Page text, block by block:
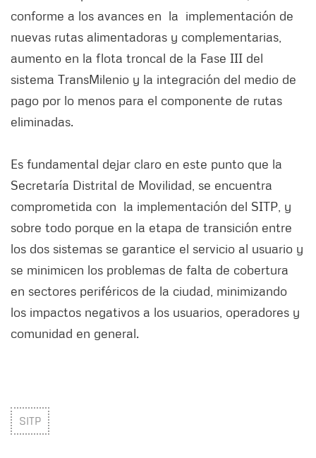
conforme a los avances en la implementación de
nuevas rutas alimentadoras y complementarias,
aumento en la flota troncal de la Fase III del
sistema TransMilenio y la integración del medio de
pago por lo menos para el componente de rutas
eliminadas.
Es fundamental dejar claro en este punto que la
Secretaría Distrital de Movilidad, se encuentra
comprometida con la implementación del SITP, y
sobre todo porque en la etapa de transición entre
los dos sistemas se garantice el servicio al usuario y
se minimicen los problemas de falta de cobertura
en sectores periféricos de la ciudad, minimizando
los impactos negativos a los usuarios, operadores y
comunidad en general.
SITP